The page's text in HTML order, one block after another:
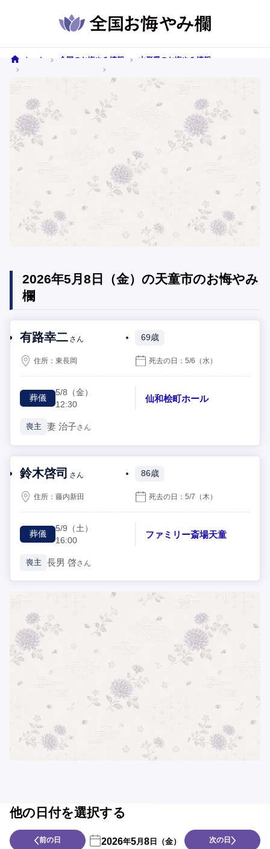
ホーム 全国のお悔やみ情報
山形県のお悔やみ情報
2026年5月8日（金）の天童市のお悔やみ
欄
有路幸二 さん 69歳
住所：東長岡 死去の日：5/6 （水）
葬儀
5/8 （金）
12:30
仙和桧町ホール
喪主 妻 治子さん
鈴木啓司 さん 86歳
住所：藤内新田 死去の日：5/7 （木）
葬儀
5/9 （土）
16:00
ファミリー斎場天童
喪主 長男 啓さん
他の日付を選択する
前の日 2026年5月 8 日（金） 次の日